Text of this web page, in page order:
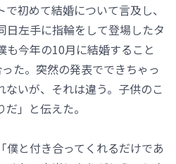
初めて結婚について言及し、
日左手に指輪をして登場したタ
も今年の10月に結婚すること
た。突然の発表でできちゃっ
ないが、それは違う。子供のこ
」と伝えた。
僕と付き合ってくれるだけであ